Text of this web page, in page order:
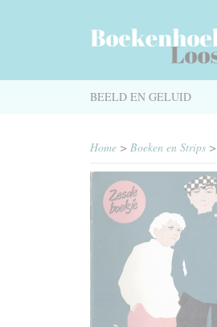
BEELD EN GELUID
Home > Boeken en Strips >